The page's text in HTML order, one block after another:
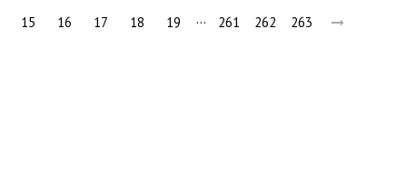
15 16 17 18 19 … 261 262 263